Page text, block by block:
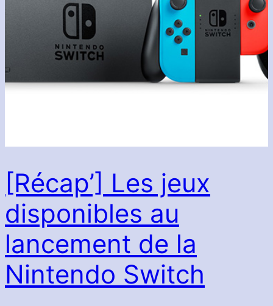
[Récap’] Les jeux
disponibles au
lancement de la
Nintendo Switch